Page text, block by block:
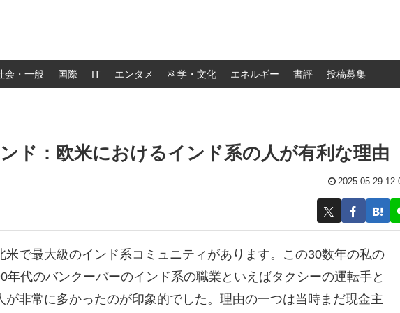
会・一般 国際 IT エンタメ 科学・文化 エネルギー 書評 投稿募集
ド：欧米におけるインド系の人が有利な理由
2025.05.29
米で最大級のインド系コミュニティがあります。この30数年の私の
年代のバンクーバーのインド系の職業といえばタクシーの運転手と
が非常に多かったのが印象的でした。理由の一つは当時まだ現金主